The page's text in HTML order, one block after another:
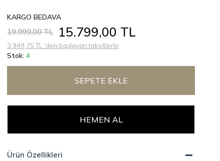
KARGO BEDAVA
19.999,00 TL 15.799,00 TL
3.949,75 TL 'den başlayan taksitlerle
Stok:4
SEPETE EKLE
HEMEN AL
Ürün Özellikleri